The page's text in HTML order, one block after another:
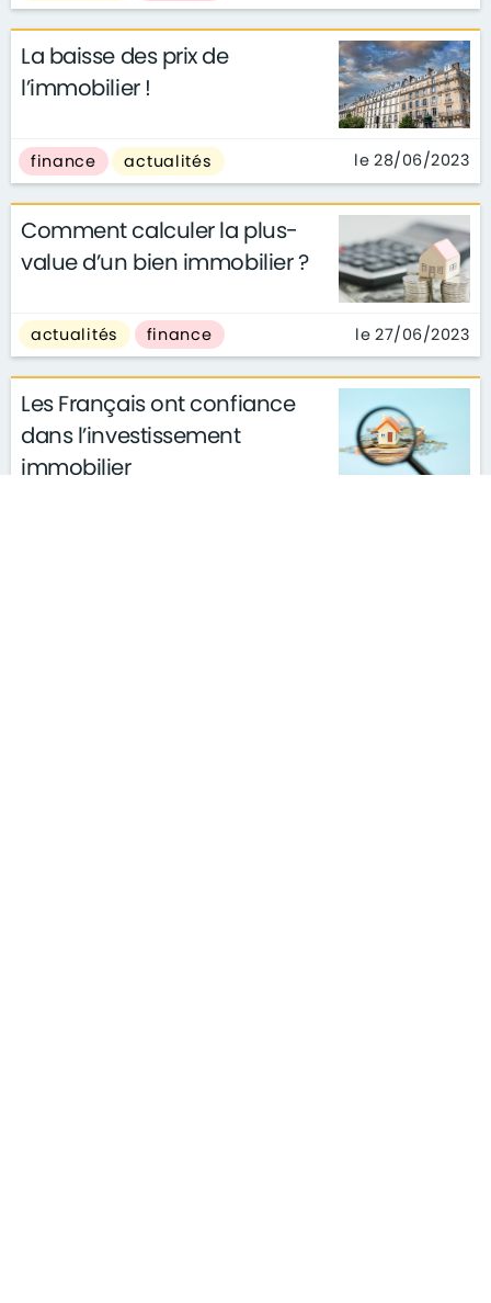
La baisse des prix de
l’immobilier !
finance actualités le 28/06/2023
Comment calculer la plus-
value d’un bien immobilier ?
actualités finance le 27/06/2023
Les Français ont confiance
dans l’investissement
immobilier